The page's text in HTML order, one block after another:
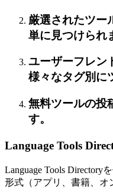
厳選されたツー
単に見つけられ
ユーザーフレン
様々なタグ別に
無料ツールの投
す。
Language Tools
Language Tools
形式（アプリ、書籍、オ